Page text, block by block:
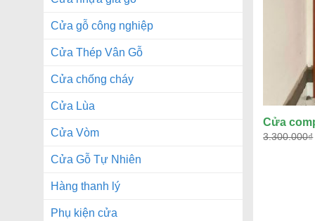
Cửa gỗ công nghiệp
Cửa Thép Vân Gỗ
Cửa chống cháy
Cửa Lùa
Cửa Vòm
Cửa Gỗ Tự Nhiên
Hàng thanh lý
Phụ kiện cửa
Cửa
3.300.000₫